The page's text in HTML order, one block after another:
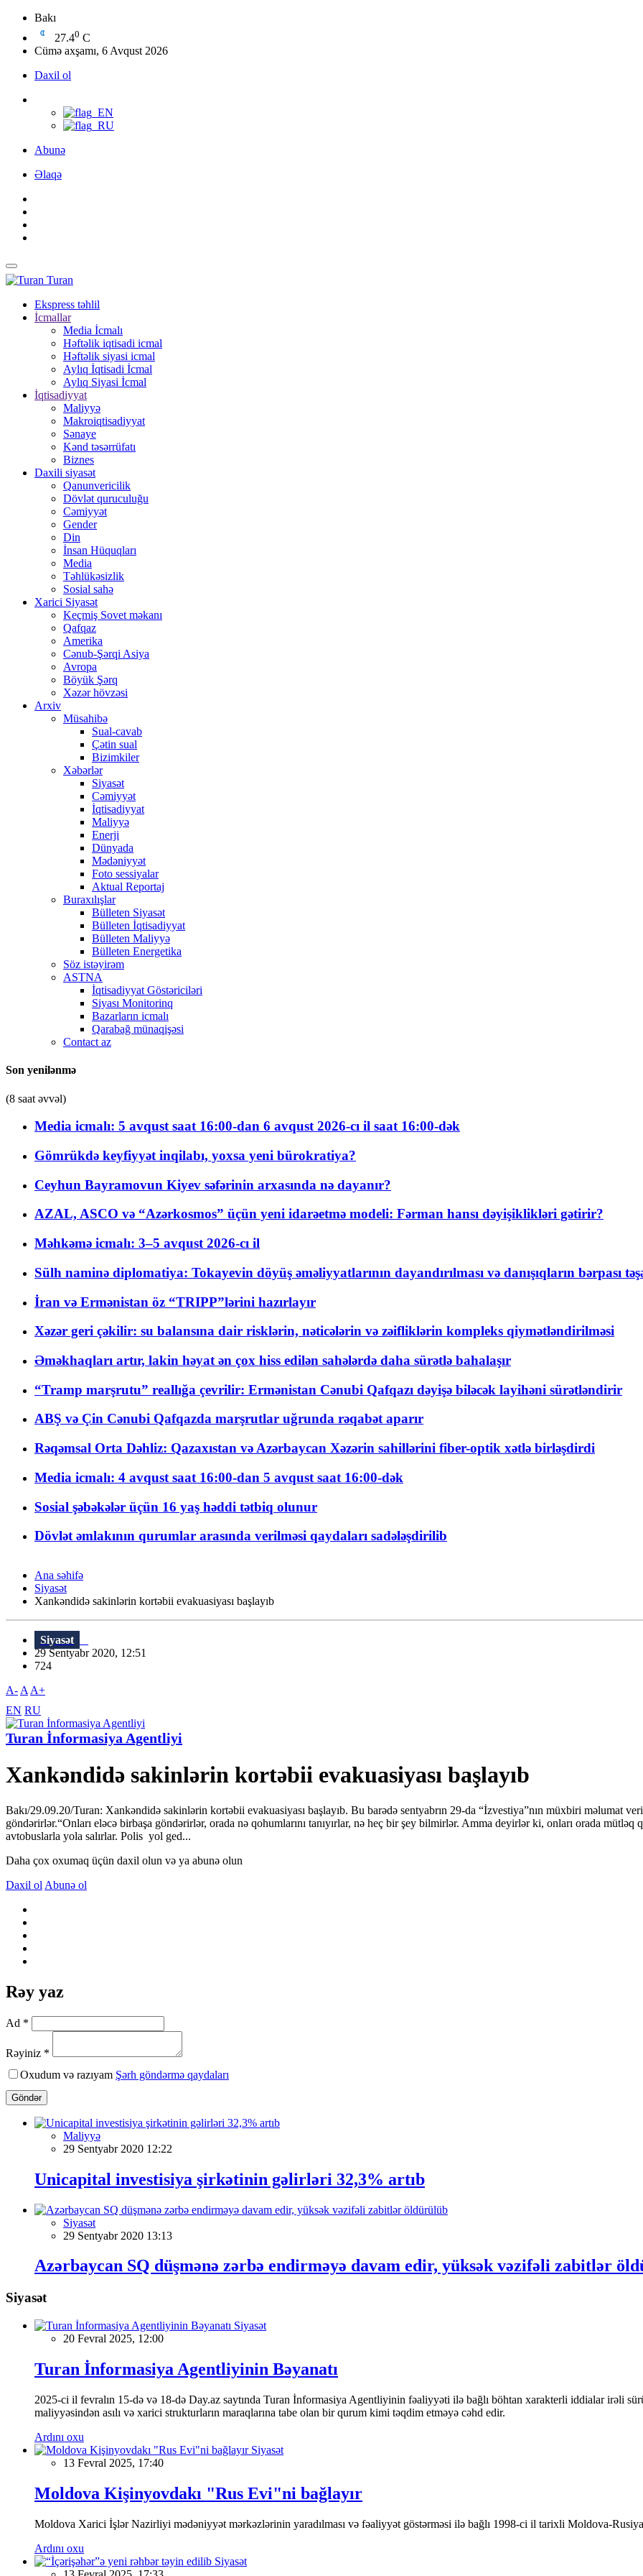
Bakı
27.40 C
Cümə axşamı, 6 Avqust 2026
Daxil ol
Abunə
Əlaqə
Turan
Ekspress təhlil
İcmallar
Media İcmalı
Həftəlik iqtisadi icmal
Həftəlik siyasi icmal
Aylıq İqtisadi İcmal
Aylıq Siyasi İcmal
İqtisadiyyat
Maliyyə
Makroiqtisadiyyat
Sənaye
Kənd təsərrüfatı
Biznes
Daxili siyasət
Qanunvericilik
Dövlət quruculuğu
Cəmiyyət
Gender
Din
İnsan Hüquqları
Media
Təhlükəsizlik
Sosial sahə
Xarici Siyasət
Keçmiş Sovet məkanı
Qafqaz
Amerika
Cənub-Şərqi Asiya
Avropa
Böyük Şərq
Xəzər hövzəsi
Arxiv
Müsahibə
Sual-cavab
Çətin sual
Bizimkiler
Xəbərlər
Siyasət
Cəmiyyət
İqtisadiyyat
Maliyyə
Enerji
Dünyada
Mədəniyyət
Foto sessiyalar
Aktual Reportaj
Buraxılışlar
Bülleten Siyasət
Bülleten İqtisadiyyat
Bülleten Maliyyə
Bülleten Energetika
Söz istəyirəm
ASTNA
İqtisadiyyat Göstəriciləri
Siyası Monitorinq
Bazarların icmalı
Qarabağ münaqişəsi
Contact az
Son yenilənmə
(8 saat əvvəl)
Media icmalı: 5 avqust saat 16:00-dan 6 avqust 2026-cı il saat 16:00-dək
Gömrükdə keyfiyyət inqilabı, yoxsa yeni bürokratiya?
Ceyhun Bayramovun Kiyev səfərinin arxasında nə dayanır?
AZAL, ASCO və “Azərkosmos” üçün yeni idarəetmə modeli: Fərman hansı dəyişiklikləri gətirir?
Məhkəmə icmalı: 3–5 avqust 2026-cı il
Sülh naminə diplomatiya: Tokayevin döyüş əməliyyatlarının dayandırılması və danışıqların bərpası
İran və Ermənistan öz “TRIPP”lərini hazırlayır
Xəzər geri çəkilir: su balansına dair risklərin, nəticələrin və zəifliklərin kompleks qiymətləndirilməsi
Əməkhaqları artır, lakin həyat ən çox hiss edilən sahələrdə daha sürətlə bahalaşır
“Tramp marşrutu” reallığa çevrilir: Ermənistan Cənubi Qafqazı dəyişə biləcək layihəni sürətləndirir
ABŞ və Çin Cənubi Qafqazda marşrutlar uğrunda rəqabət aparır
Rəqəmsal Orta Dəhliz: Qazaxıstan və Azərbaycan Xəzərin sahillərini fiber-optik xətlə birləşdirdi
Media icmalı: 4 avqust saat 16:00-dan 5 avqust saat 16:00-dək
Sosial şəbəkələr üçün 16 yaş həddi tətbiq olunur
Dövlət əmlakının qurumlar arasında verilməsi qaydaları sadələşdirilib
Ana səhifə
Siyasət
Xankəndidə sakinlərin kortəbii evakuasiyası başlayıb
Siyasət
29 Sentyabr 2020, 12:51
724
A- A A+
EN RU
Turan İnformasiya Agentliyi
Xankəndidə sakinlərin kortəbii evakuasiyası başlayıb
Bakı/29.09.20/Turan: Xankəndidə sakinlərin kortəbii evakuasiyası başlayıb. Bu barədə sentyabrın 29-da “İzvestiya”nın müxbiri məlumat
göndərirlər.“Onları eləcə birbaşa göndərirlər, orada nə qohumlarını tanıyırlar, nə heç bir şey bilmirlər. Amma deyirlər ki, onları orada
avtobuslarla yola salırlar. Polis yol ged...
Daha çox oxumaq üçün daxil olun və ya abunə olun
Daxil ol Abunə ol
Rəy yaz
Ad *
Rəyiniz *
Oxudum və razıyam Şərh göndərmə qaydaları
Göndər
Maliyyə
29 Sentyabr 2020 12:22
Unicapital investisiya şirkətinin gəlirləri 32,3% artıb
Siyasət
29 Sentyabr 2020 13:13
Azərbaycan SQ düşmənə zərbə endirməyə davam edir, yüksək vəzifəli zabitlər
Siyasət
Siyasət
20 Fevral 2025, 12:00
Turan İnformasiya Agentliyinin Bəyanatı
2025-ci il fevralın 15-də və 18-də Day.az saytında Turan İnformasiya Agentliyinin fəaliyyəti ilə bağlı böhtan xarakterli iddialar irəli
maliyyəsindən asılı və xarici strukturların maraqlarına tabe olan bir qurum kimi təqdim etməyə cəhd edir.
Ardını oxu
Siyasət
13 Fevral 2025, 17:40
Moldova Kişinyovdakı "Rus Evi"ni bağlayır
Moldova Xarici İşlər Nazirliyi mədəniyyət mərkəzlərinin yaradılması və fəaliyyət göstərməsi ilə bağlı 1998-ci il tarixli Moldova-
Ardını oxu
Siyasət